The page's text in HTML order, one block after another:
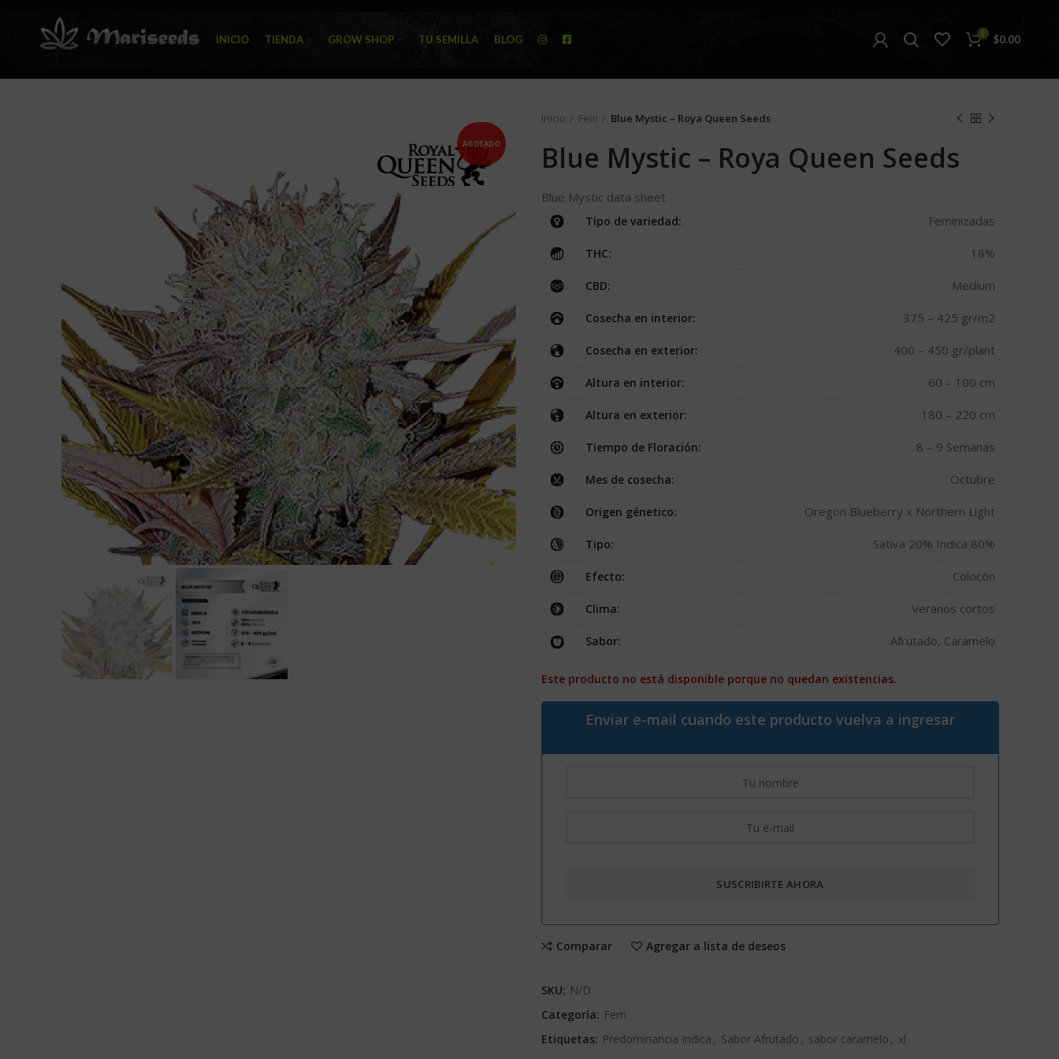
INICIO TIENDA GROW SHOP TU SEMILLA BLOG 0 $0.00
AGOTADO
Inicio Fem Blue Mystic – Roya Queen Seeds
Blue Mystic – Roya Queen Seeds
Blue Mystic data sheet
Tipo de variedad: Feminizadas
THC: 18%
CBD: Medium
Cosecha en interior: 375 – 425 gr/m2
Cosecha en exterior: 400 – 450 gr/plant
Altura en interior: 60 – 100 cm
Altura en exterior: 180 – 220 cm
Tiempo de Floración: 8 – 9 Semanas
Mes de cosecha: Octubre
Origen génetico: Oregon Blueberry x Northern Light
Tipo: Sativa 20% Indica 80%
Efecto: Colocón
Clima: Veranos cortos
Sabor: Afrutado, Caramelo
Este producto no está disponible porque no quedan existencias.
Enviar e-mail cuando este producto vuelva a ingresar
Comparar Agregar a lista de deseos
SKU: N/D
Categoría: Fem
Etiquetas: Predominancia Indica , Sabor Afrutado , sabor caramelo , xl